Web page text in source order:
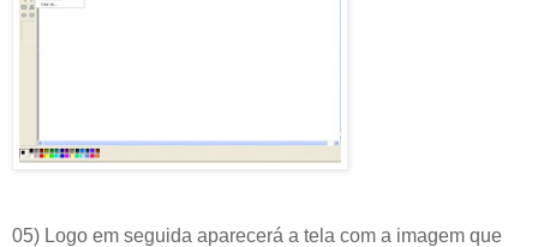
05) Logo em seguida aparecerá a tela com a imagem que